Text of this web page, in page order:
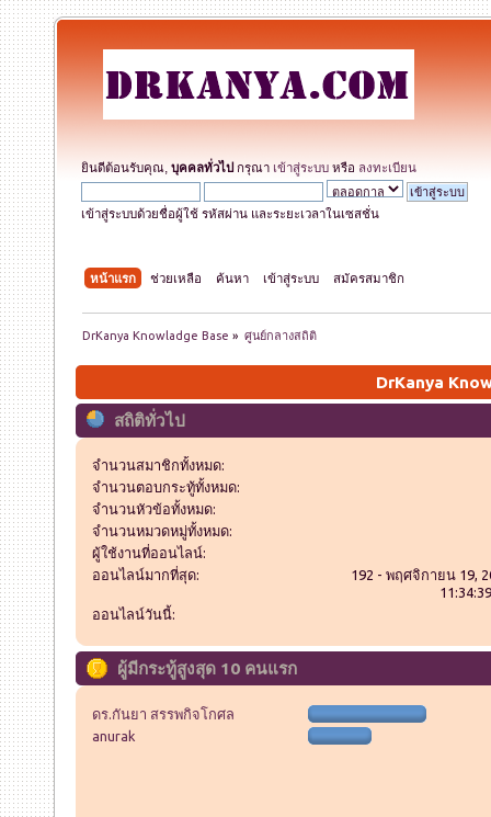
ยินดีต้อนรับคุณ, บุคคลทั่วไป กรุณา เข้าสู่ระบบ หรือ ลงทะเบียน
เข้าสู่ระบบด้วยชื่อผู้ใช้ รหัสผ่าน และระยะเวลาในเซสชั่น
หน้าแรก ช่วยเหลือ ค้นหา เข้าสู่ระบบ สมัครสมาชิก
DrKanya Knowladge Base » ศูนย์กลางสถิติ
DrKanya
สถิติทั่วไป
จำนวนสมาชิกทั้งหมด:
จำนวนตอบกระทู้ทั้งหมด:
จำนวนหัวข้อทั้งหมด:
จำนวนหมวดหมู่ทั้งหมด:
ผู้ใช้งานที่ออนไลน์:
ออนไลน์มากที่สุด:
192 - พฤศจิกายน 19,
ออนไลน์วันนี้:
ผู้มีกระทู้สูงสุด 10 คนแรก
ดร.กันยา สรรพกิจโกศล
anurak